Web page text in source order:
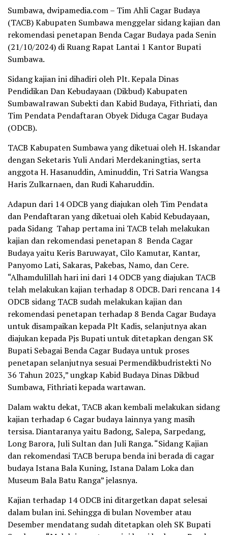
Sumbawa, dwipamedia.com – Tim Ahli Cagar Budaya
(TACB) Kabupaten Sumbawa menggelar sidang kajian dan
rekomendasi penetapan Benda Cagar Budaya pada Senin
(21/10/2024) di Ruang Rapat Lantai 1 Kantor Bupati
Sumbawa.
Sidang kajian ini dihadiri oleh Plt. Kepala Dinas
Pendidikan Dan Kebudayaan (Dikbud) Kabupaten
SumbawaIrawan Subekti dan Kabid Budaya, Fithriati, dan
Tim Pendata Pendaftaran Obyek Diduga Cagar Budaya
(ODCB).
TACB Kabupaten Sumbawa yang diketuai oleh H. Iskandar
dengan Seketaris Yuli Andari Merdekaningtias, serta
anggota H. Hasanuddin, Aminuddin, Tri Satria Wangsa
Haris Zulkarnaen, dan Rudi Kaharuddin.
Adapun dari 14 ODCB yang diajukan oleh Tim Pendata
dan Pendaftaran yang diketuai oleh Kabid Kebudayaan,
pada Sidang Tahap pertama ini TACB telah melakukan
kajian dan rekomendasi penetapan 8 Benda Cagar
Budaya yaitu Keris Baruwayat, Cilo Kamutar, Kantar,
Panyomo Lati, Sakaras, Pakebas, Namo, dan Cere.
“Alhamdulillah hari ini dari 14 ODCB yang diajukan TACB
telah melakukan kajian terhadap 8 ODCB. Dari rencana 14
ODCB sidang TACB sudah melakukan kajian dan
rekomendasi penetapan terhadap 8 Benda Cagar Budaya
untuk disampaikan kepada Plt Kadis, selanjutnya akan
diajukan kepada Pjs Bupati untuk ditetapkan dengan SK
Bupati Sebagai Benda Cagar Budaya untuk proses
penetapan selanjutnya sesuai Permendikbudristekti No
36 Tahun 2023,” ungkap Kabid Budaya Dinas Dikbud
Sumbawa, Fithriati kepada wartawan.
Dalam waktu dekat, TACB akan kembali melakukan sidang
kajian terhadap 6 Cagar budaya lainnya yang masih
tersisa. Diantaranya yaitu Badong, Salepa, Sarpedang,
Long Barora, Juli Sultan dan Juli Ranga. “Sidang Kajian
dan rekomendasi TACB berupa benda ini berada di cagar
budaya Istana Bala Kuning, Istana Dalam Loka dan
Museum Bala Batu Ranga” jelasnya.
Kajian terhadap 14 ODCB ini ditargetkan dapat selesai
dalam bulan ini. Sehingga di bulan November atau
Desember mendatang sudah ditetapkan oleh SK Bupati